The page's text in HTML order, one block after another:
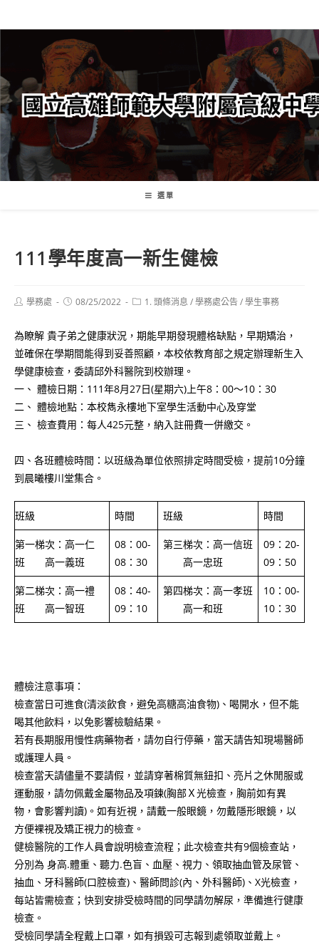
轉
要
內
容
選單
111學年度高一新生健檢
Post學務處
Post08/25/2022
Post1. 頭條消息 /學務處公告/學生事務
為瞭解 貴子弟之健康狀況，期能早期發現體格缺點，早期矯治，
並確保在學期間能得到妥善照顧，本校依教育部之規定辦理新生入
學健康檢查，委請邱外科醫院到校辦理。
一、 體檢日期：111年8月27日(星期六)上午8：00～10：30
二、 體檢地點：本校雋永樓地下室學生活動中心及穿堂
三、 檢查費用：每人425元整，納入註冊費一併繳交。
四、各班體檢時間：以班級為單位依照排定時間受檢，提前10分鐘
到晨曦樓川堂集合。
班級 時間 班級 時間
第一梯次：高一仁
班 高一義班
08：00-
08：30
第三梯次：高一信班
高一忠班
09：20-
09：50
第二梯次：高一禮
班 高一智班
08：40-
09：10
第四梯次：高一孝班
高一和班
10：00-
10：30
體檢注意事項：
檢查當日可進食(清淡飲食，避免高糖高油食物)、喝開水，但不能
喝其他飲料，以免影響檢驗結果。
若有長期服用慢性病藥物者，請勿自行停藥，當天請告知現場醫師
或護理人員。
檢查當天請儘量不要請假，並請穿著棉質無鈕扣、亮片之休閒服或
運動服，請勿佩戴金屬物品及項鍊(胸部Ｘ光檢查，胸前如有異
物，會影響判讀)。如有近視，請戴一般眼鏡，勿戴隱形眼鏡，以
方便裸視及矯正視力的檢查。
健檢醫院的工作人員會說明檢查流程；此次檢查共有9個檢查站，
分別為 身高.體重、聽力.色盲、血壓、視力、領取抽血管及尿管、
抽血、牙科醫師(口腔檢查)、醫師問診(內、外科醫師)、X光檢查，
每站皆需檢查；快到安排受檢時間的同學請勿解尿，準備進行健康
檢查。
受檢同學請全程戴上口罩，如有損毀可志報到處領取並戴上。